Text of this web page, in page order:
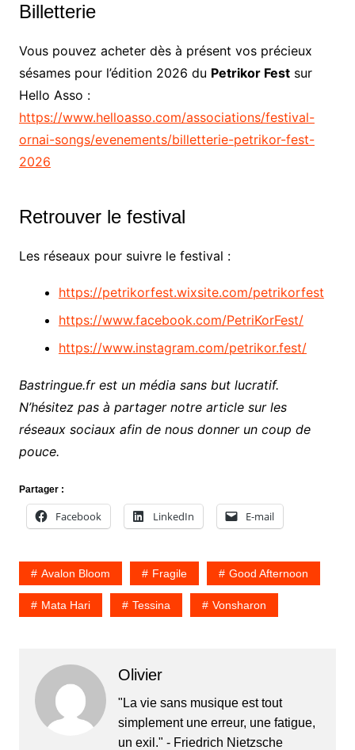
Billetterie
Vous pouvez acheter dès à présent vos précieux
sésames pour l’édition 2026 du Petrikor Festsur
Hello Asso :
https://www.helloasso.com/associations/festival-
ornai-songs/evenements/billetterie-petrikor-fest-
2026
Retrouver le festival
Les réseaux pour suivre le festival :
https://petrikorfest.wixsite.com/petrikorfest
https://www.facebook.com/PetriKorFest/
https://www.instagram.com/petrikor.fest/
Bastringue.fr est un média sans but lucratif.
N’hésitez pas à partager notre article sur les
réseaux sociaux afin de nous donner un coup de
pouce.
Partager :
Facebook LinkedIn E-mail
Avalon Bloom Fragile Good Afternoon
Mata Hari Tessina Vonsharon
Olivier
"La vie sans musique est tout
simplement une erreur, une fatigue,
un exil." - Friedrich Nietzsche